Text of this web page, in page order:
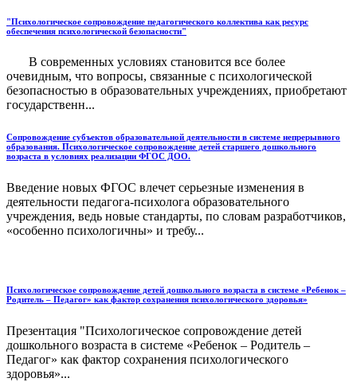
"Психологическое сопровождение педагогического коллектива как ресурс
обеспечения психологической безопасности"
В современных условиях становится все более
очевидным, что вопросы, связанные с психологической
безопасностью в образовательных учреждениях, приобретают
государственн...
Сопровождение субъектов образовательной деятельности в системе непрерывного
образования. Психологическое сопровождение детей старшего дошкольного
возраста в условиях реализации ФГОС ДОО.
Введение новых ФГОС влечет серьезные изменения в
деятельности педагога-психолога образовательного
учреждения, ведь новые стандарты, по словам разработчиков,
«особенно психологичны» и требу...
Психологическое сопровождение детей дошкольного возраста в системе «Ребенок –
Родитель – Педагог» как фактор сохранения психологического здоровья»
Презентация "Психологическое сопровождение детей
дошкольного возраста в системе «Ребенок – Родитель –
Педагог» как фактор сохранения психологического
здоровья»...